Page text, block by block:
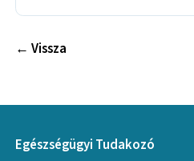
← Vissza
Egészségügyi Tudakozó